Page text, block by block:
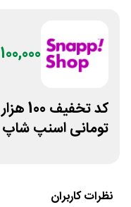
100,000
کد تخفیف 100 هزار
تومانی اسنپ شاپ
نظرات کاربران